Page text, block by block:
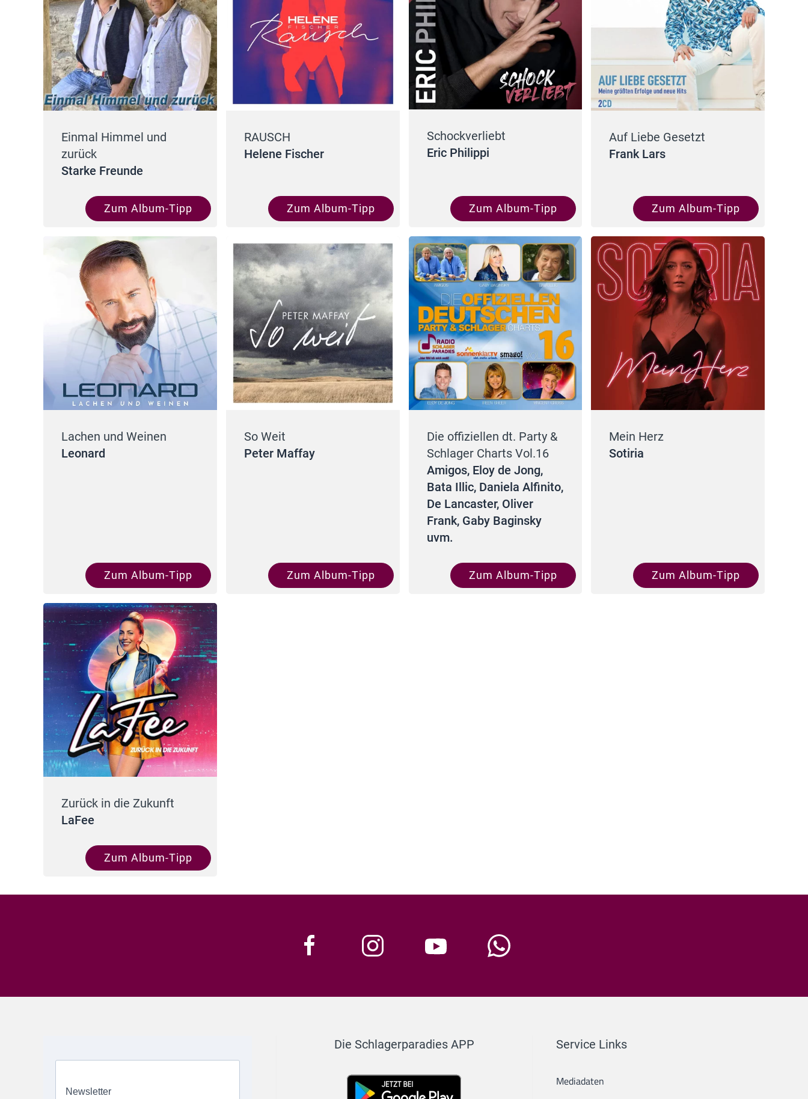
Einmal Himmel und
zurück
Starke Freunde
Zum Album-Tipp
RAUSCH
Helene Fischer
Zum Album-Tipp
Schockverliebt
Eric Philippi
Zum Album-Tipp
Auf Liebe Gesetzt
Frank Lars
Zum Album-Tipp
Lachen und Weinen
Leonard
Zum Album-Tipp
So Weit
Peter Maffay
Zum Album-Tipp
Die offiziellen dt. Party &
Schlager Charts Vol.16
Amigos, Eloy de Jong,
Bata Illic, Daniela Alfinito,
De Lancaster, Oliver
Frank, Gaby Baginsky
uvm.
Zum Album-Tipp
Mein Herz
Sotiria
Zum Album-Tipp
Zurück in die Zukunft
LaFee
Zum Album-Tipp
Die Schlagerparadies APP Service Links
Mediadaten